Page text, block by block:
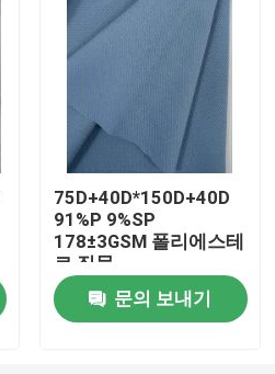
성
75D+40D*150D+40D
91%P 9%SP
178±3GSM 폴리에스테
르 직물
문의 보내기